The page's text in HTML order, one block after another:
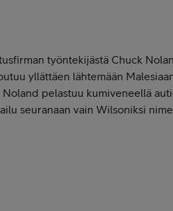
työntekijästä Chuck
yllättäen lähtemään
pelastuu kumiveneellä
seuranaan vain Wilsoniksi